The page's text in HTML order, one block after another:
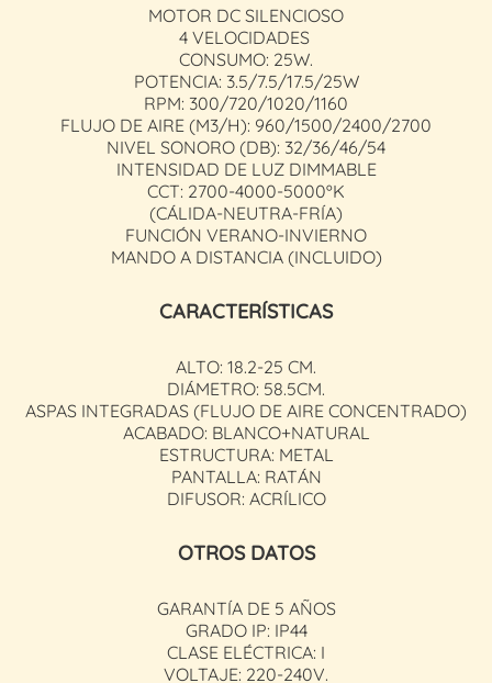
MOTOR DC SILENCIOSO
4 VELOCIDADES
CONSUMO: 25W.
POTENCIA: 3.5/7.5/17.5/25W
RPM: 300/720/1020/1160
FLUJO DE AIRE (M3/H): 960/1500/2400/2700
NIVEL SONORO (DB): 32/36/46/54
INTENSIDAD DE LUZ DIMMABLE
CCT: 2700-4000-5000ºK
(CÁLIDA-NEUTRA-FRÍA)
FUNCIÓN VERANO-INVIERNO
MANDO A DISTANCIA (INCLUIDO)
CARACTERÍSTICAS
ALTO: 18.2-25 CM.
DIÁMETRO: 58.5CM.
ASPAS INTEGRADAS (FLUJO DE AIRE CONCENTRADO)
ACABADO: BLANCO+NATURAL
ESTRUCTURA: METAL
PANTALLA: RATÁN
DIFUSOR: ACRÍLICO
OTROS DATOS
GARANTÍA DE 5 AÑOS
GRADO IP: IP44
CLASE ELÉCTRICA: I
VOLTAJE: 220-240V.